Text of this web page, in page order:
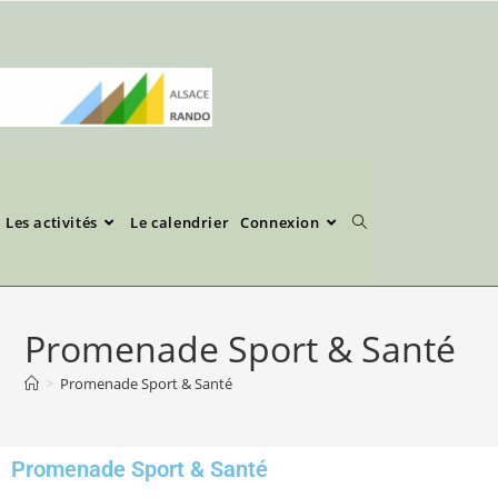
Les activités Le calendrier Connexion
Promenade Sport & Santé
> Promenade Sport & Santé
Promenade Sport & Santé